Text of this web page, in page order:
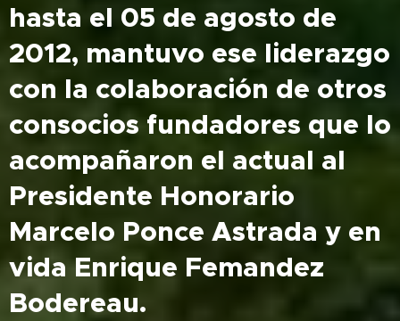
hasta el 05 de agosto de
2012, mantuvo ese liderazgo
con la colaboración de otros
consocios fundadores que lo
acompañaron el actual al
Presidente Honorario
Marcelo Ponce Astrada y en
vida Enrique Femandez
Bodereau.